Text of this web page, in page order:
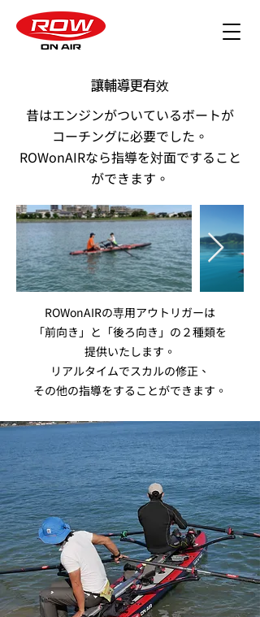
讓輔導更有效
​昔はエンジンがついているボートが
コーチングに必要でした。
ROWonAIRなら指導を対面ですること
ができます。
ROWonAIRの専用アウトリガーは
「前向き」と「後ろ向き」の２種類を
提供いたします。
​リアルタイムでスカルの修正、
その他の指導をすることができます。